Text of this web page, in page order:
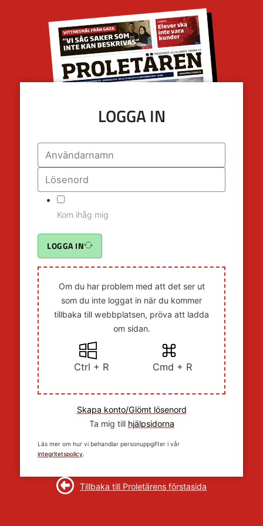
LOGGA IN
Kom ihåg mig
LOGGA IN
Om du har problem med att det ser ut
som du inte loggat in när du kommer
tillbaka till webbplatsen, pröva att ladda
om sidan.
Ctrl + R Cmd + R
Skapa konto/Glömt lösenord
Ta mig till hjälpsidorna
Läs mer om hur vi behandlar personuppgifter i vår
integritetspolicy.
Tillbaka till Proletärens förstasida